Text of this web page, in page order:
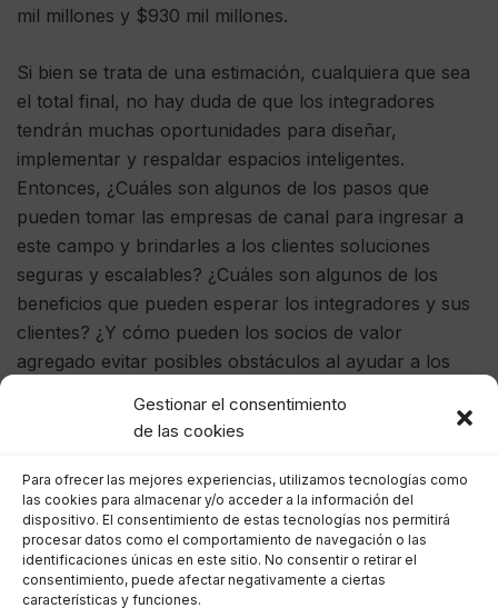
Gestionar el consentimiento
de las cookies
Para ofrecer las mejores experiencias, utilizamos tecnologías como
las cookies para almacenar y/o acceder a la información del
dispositivo. El consentimiento de estas tecnologías nos permitirá
procesar datos como el comportamiento de navegación o las
identificaciones únicas en este sitio. No consentir o retirar el
consentimiento, puede afectar negativamente a ciertas
características y funciones.
mil millones y $930 mil millones.
Si bien se trata de una estimación, cualquiera que sea
el total final, no hay duda de que los integradores
tendrán muchas oportunidades para diseñar,
implementar y respaldar espacios inteligentes.
Entonces, ¿Cuáles son algunos de los pasos que
pueden tomar las empresas de canal para ingresar a
este campo y brindarles a los clientes soluciones
seguras y escalables? ¿Cuáles son algunos de los
beneficios que pueden esperar los integradores y sus
clientes? ¿Y cómo pueden los socios de valor
agregado evitar posibles obstáculos al ayudar a los
La respuesta comienza, como suele ocurrir en estos
días, en la nube. Y aunque la adopción de esta
arquitectura ha crecido constantemente, se ha